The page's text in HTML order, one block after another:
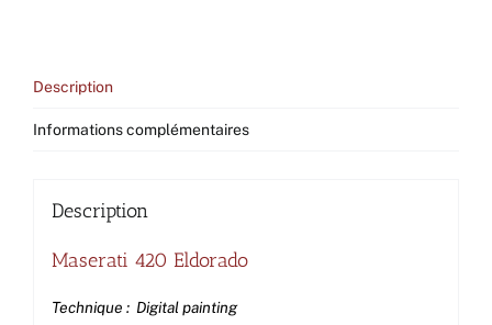
Description
Informations complémentaires
Description
Maserati 420 Eldorado
Technique : Digital painting